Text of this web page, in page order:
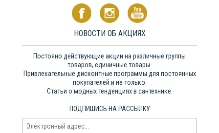
НОВОСТИ ОБ АКЦИЯХ
Постояно действующие акции на различные группы
товаров, единичные товары.
Привлекательные дисконтные программы для постоянных
покупателей и не только.
Статьи о модных тенденциях в сантехнике.
ПОДПИШИСЬ НА РАССЫЛКУ